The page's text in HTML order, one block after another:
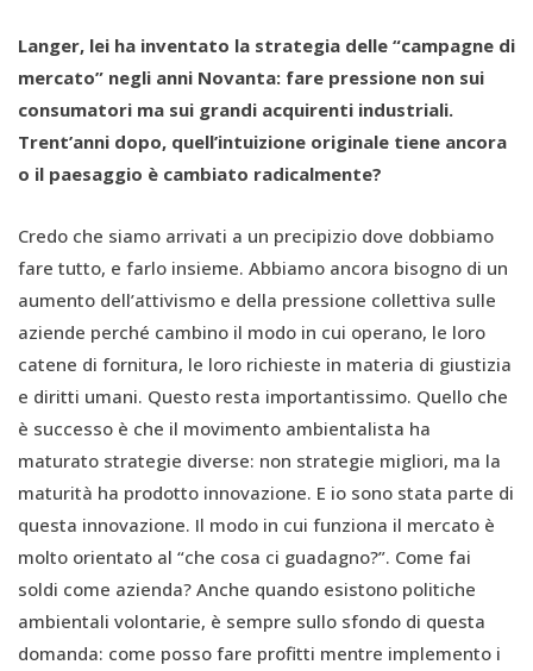
Langer, lei ha inventato la strategia delle “campagne di
mercato” negli anni Novanta: fare pressione non sui
consumatori ma sui grandi acquirenti industriali.
Trent’anni dopo, quell’intuizione originale tiene ancora
o il paesaggio è cambiato radicalmente?
Credo che siamo arrivati a un precipizio dove dobbiamo
fare tutto, e farlo insieme. Abbiamo ancora bisogno di un
aumento dell’attivismo e della pressione collettiva sulle
aziende perché cambino il modo in cui operano, le loro
catene di fornitura, le loro richieste in materia di giustizia
e diritti umani. Questo resta importantissimo. Quello che
è successo è che il movimento ambientalista ha
maturato strategie diverse: non strategie migliori, ma la
maturità ha prodotto innovazione. E io sono stata parte di
questa innovazione. Il modo in cui funziona il mercato è
molto orientato al “che cosa ci guadagno?”. Come fai
soldi come azienda? Anche quando esistono politiche
ambientali volontarie, è sempre sullo sfondo di questa
domanda: come posso fare profitti mentre implemento i